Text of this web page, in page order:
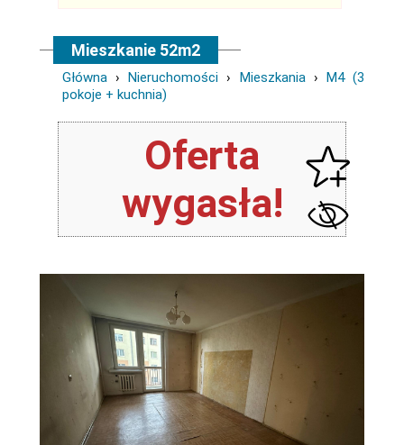
Mieszkanie 52m2
Główna ›Nieruchomości › Mieszkania› M4 (3
pokoje + kuchnia)
Oferta
wygasła!